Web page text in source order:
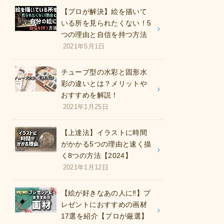
【プロが解決】絵を描いて
いる所を見られたくない！5
つの理由と自信を持つ方法
2021年5月1日
チューブ型の水彩と固形水
彩の違いとは？メリットや
おすすめを解説！
2021年1月25日
【上達法】イラストに時間
がかかる5つの理由と速く描
く8つの方法【2024】
2021年1月12日
【絵が好きなあの人に‼︎】プ
レゼントにおすすめの画材
17選を紹介【プロが厳選】